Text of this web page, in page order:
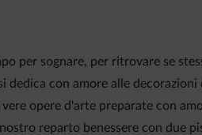
per sognare, per ritrovare se
con amore alle decorazioni
opere d'arte preparate con
reparto benessere con due